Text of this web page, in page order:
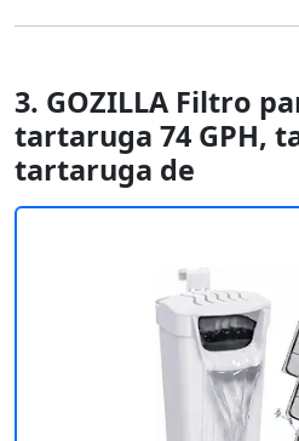
3. GOZILLA Filtro
tartaruga 74 GPH,
tartaruga de